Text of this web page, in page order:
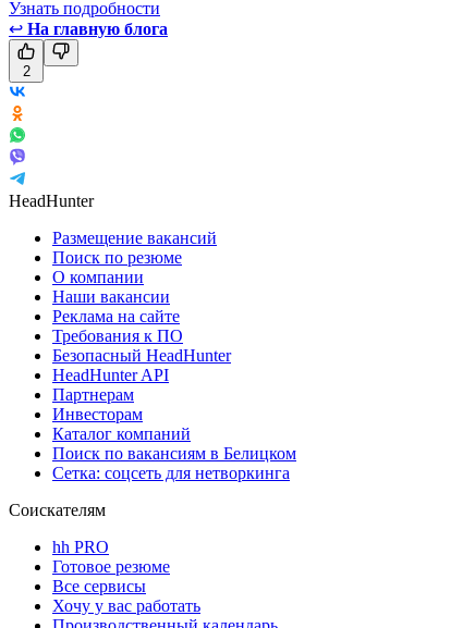
Узнать подробности
↩ На главную блога
2
HeadHunter
Размещение вакансий
Поиск по резюме
О компании
Наши вакансии
Реклама на сайте
Требования к ПО
Безопасный HeadHunter
HeadHunter API
Партнерам
Инвесторам
Каталог компаний
Поиск по вакансиям в Белицком
Сетка: соцсеть для нетворкинга
Соискателям
hh PRO
Готовое резюме
Все сервисы
Хочу у вас работать